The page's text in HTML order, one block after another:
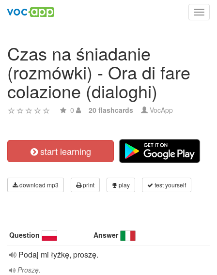
Czas na śniadanie
(rozmówki) - Ora di fare
colazione (dialoghi)
0 20 flashcards VocApp
start learning
download mp3 print play test yourself
Question Answer
Podaj mi łyżkę, proszę.
Proszę.